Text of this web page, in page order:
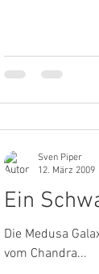
Ein
Die Medusa
vom Chandra...
Sven Piper
12. März 2009